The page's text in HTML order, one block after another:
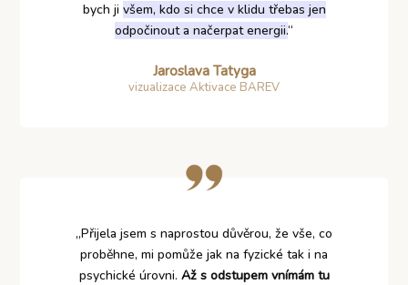
bych ji všem, kdo si chce v klidu třebas jen
odpočinout a načerpat energii.“
Jaroslava Tatyga
vizualizace Aktivace BAREV
„Přijela jsem s naprostou důvěrou, že vše, co
proběhne, mi pomůže jak na fyzické tak i na
psychické úrovni. Až s odstupem vnímám tu